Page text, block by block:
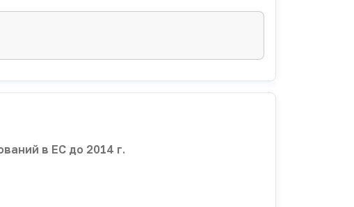
в ЕС до 2014 г.